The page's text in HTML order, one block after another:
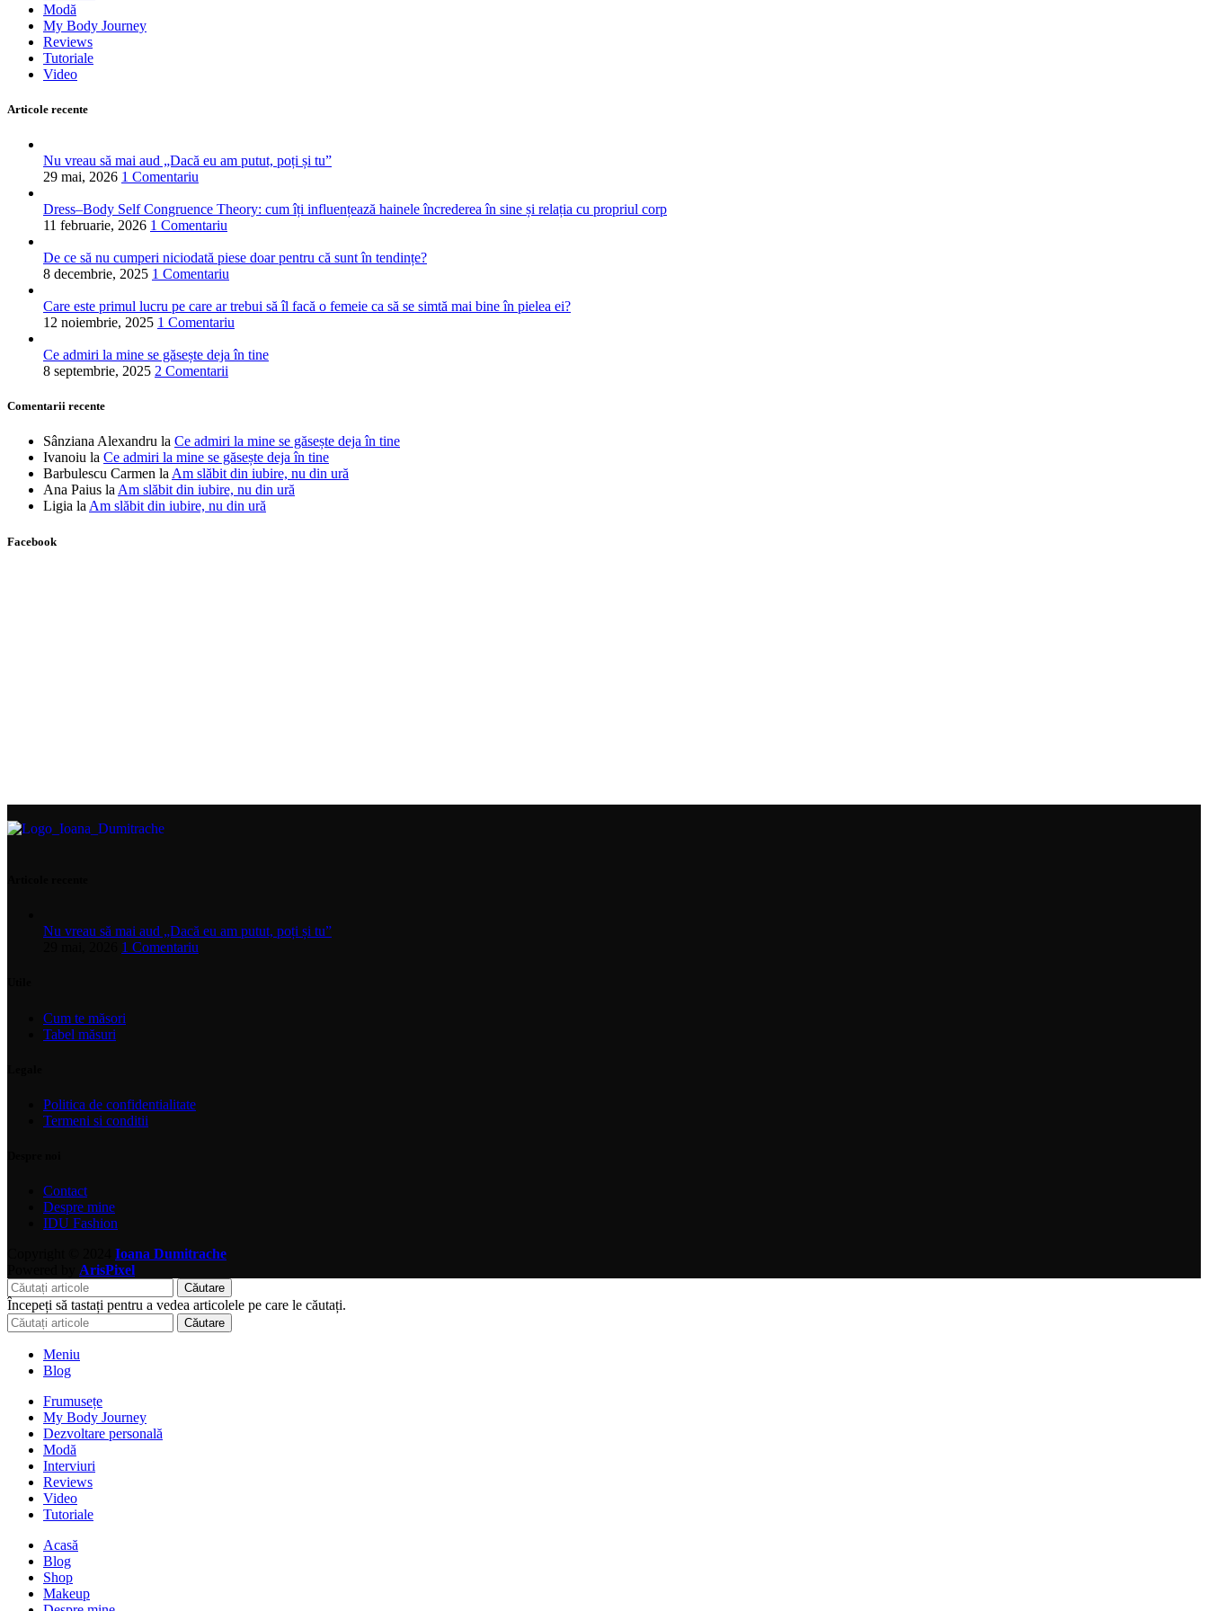
Modă
My Body Journey
Reviews
Tutoriale
Video
Articole recente
Nu vreau să mai aud „Dacă eu am putut, poți și tu”
29 mai, 2026 1 Comentariu
Dress–Body Self Congruence Theory: cum îți influențează hainele încrederea în sine și relația cu propriul corp
11 februarie, 2026 1 Comentariu
De ce să nu cumperi niciodată piese doar pentru că sunt în tendințe?
8 decembrie, 2025 1 Comentariu
Care este primul lucru pe care ar trebui să îl facă o femeie ca să se simtă mai bine în pielea ei?
12 noiembrie, 2025 1 Comentariu
Ce admiri la mine se găsește deja în tine
8 septembrie, 2025 2 Comentarii
Comentarii recente
Sânziana Alexandru la Ce admiri la mine se găsește deja în tine
Ivanoiu la Ce admiri la mine se găsește deja în tine
Barbulescu Carmen laAm slăbit din iubire, nu din ură
Ana Paius laAm slăbit din iubire, nu din ură
Ligia laAm slăbit din iubire, nu din ură
Facebook
Nu vreau să mai aud „Dacă eu am putut, poți și tu”
1 Comentariu
Cum te măsori
Tabel măsuri
Politica de confidentialitate
Termeni si conditii
Contact
Despre mine
IDU Fashion
Ioana Dumitrache
ArisPixel
Căutare
Începeți să tastați pentru a vedea articolele pe care le căutați.
Căutare
Meniu
Blog
Frumusețe
My Body Journey
Dezvoltare personală
Modă
Interviuri
Reviews
Video
Tutoriale
Acasă
Blog
Shop
Makeup